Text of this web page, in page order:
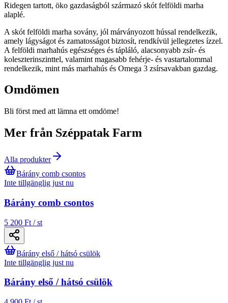
Ridegen tartott, öko gazdaságból származó skót felföldi marha
alaplé.
A skót felföldi marha sovány, jól márványozott hússal rendelkezik,
amely lágyságot és zamatosságot biztosít, rendkívül jellegzetes ízzel.
A felföldi marhahús egészséges és tápláló, alacsonyabb zsír- és
koleszterinszinttel, valamint magasabb fehérje- és vastartalommal
rendelkezik, mint más marhahús és Omega 3 zsírsavakban gazdag.
Omdömen
Bli först med att lämna ett omdöme!
Mer från Széppatak Farm
Alla produkter
Bárány comb csontos
Inte tillgänglig just nu
Bárány comb csontos
5 200 Ft / st
Bárány első / hátsó csülök
Inte tillgänglig just nu
Bárány első / hátsó csülök